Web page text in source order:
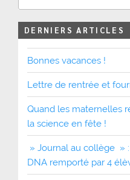
DERNIERS ARTICLES
Bonnes vacances !
Lettre de rentrée et
Quand les maternelles
la science en fête !
» Journal au collège »
DNA remporté par 4